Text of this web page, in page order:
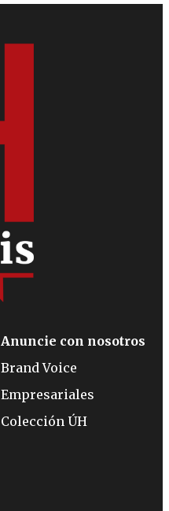
Anuncie con nosotros
Brand Voice
Empresariales
Colección ÚH